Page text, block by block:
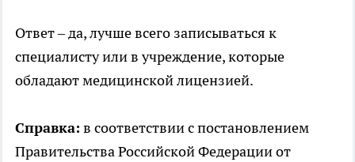
Ответ – да, лучше всего записываться к
специалисту или в учреждение, которые
обладают медицинской лицензией.
Справка: в соответствии с постановлением
Правительства Российской Федерации от